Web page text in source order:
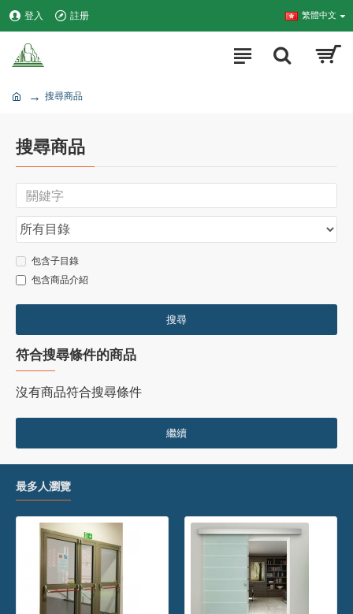
登入 註册 繁體中文
搜尋商品
搜尋商品
包含子目錄
包含商品介紹
搜尋
符合搜尋條件的商品
沒有商品符合搜尋條件
繼續
最多人瀏覽